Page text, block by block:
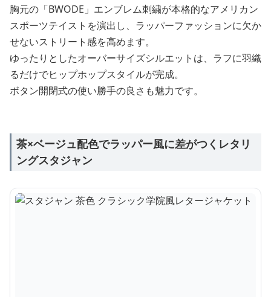
胸元の「BWODE」エンブレム刺繍が本格的なアメリカン
スポーツテイストを演出し、ラッパーファッションに欠か
せないストリート感を高めます。
ゆったりとしたオーバーサイズシルエットは、ラフに羽織
るだけでヒップホップスタイルが完成。
ボタン開閉式の使い勝手の良さも魅力です。
茶×ベージュ配色でラッパー風に差がつくレタリ
ングスタジャン